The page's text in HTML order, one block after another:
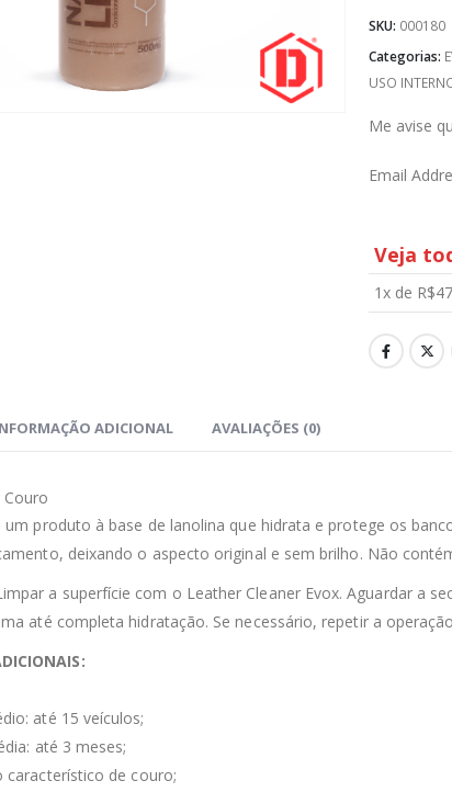
SKU: 000180
Categorias:
USO
Me avise
Email
Veja
1x de R$
ADICIONAL AVALIAÇÕES (0)
Couro
produto à base de lanolina que hidrata e protege os
deixando o aspecto original e sem brilho. Não
a superfície com o Leather Cleaner Evox. Aguardar a
até completa hidratação. Se necessário, repetir a
até 15 veículos;
até 3 meses;
característico de couro;
out of 5
0out of 5
R$259,90